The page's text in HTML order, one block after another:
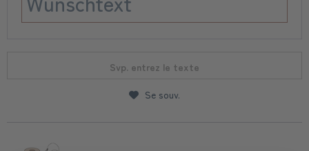
Svp. entrez le texte
Se souv.